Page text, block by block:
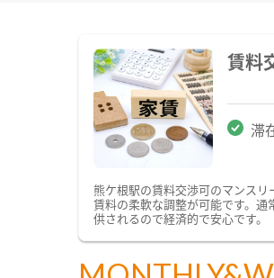
賃料
滞
熊ケ根駅の賃料交渉可のマンス
賃料の柔軟な調整が可能です。
供されるので経済的で安心です。